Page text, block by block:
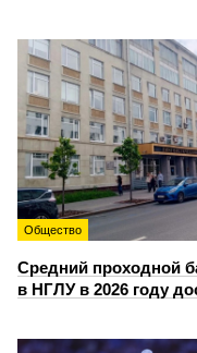
Общество
Средний проходной
в НГЛУ в 2026 году